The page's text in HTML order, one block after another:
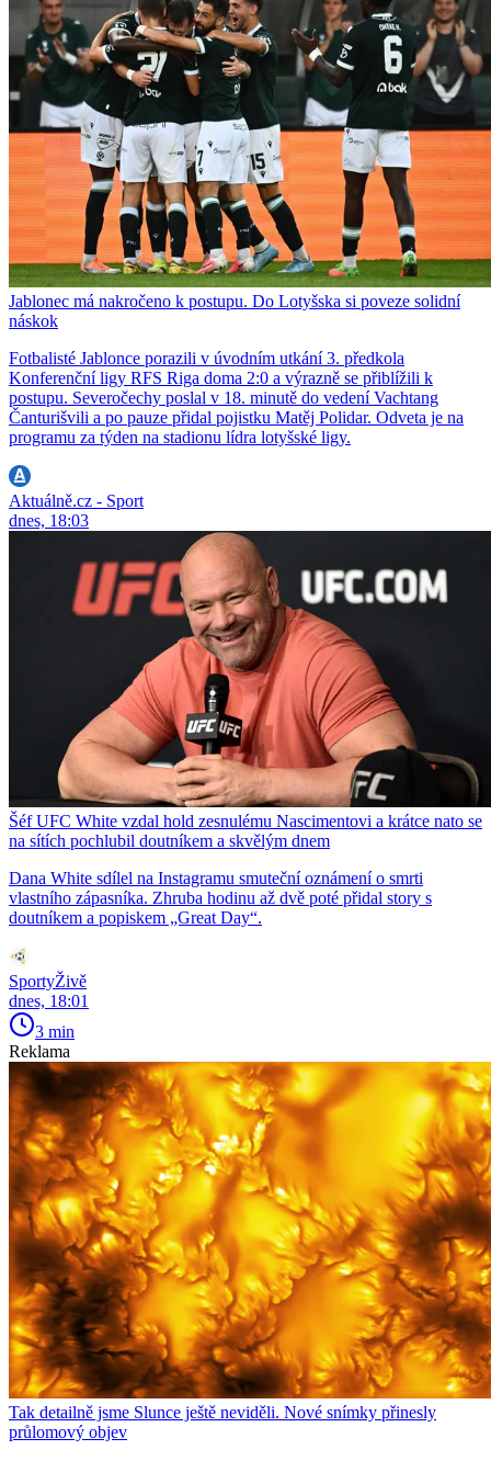
Jablonec má nakročeno k postupu. Do Lotyšska si poveze solidní
náskok
Fotbalisté Jablonce porazili v úvodním utkání 3. předkola
Konferenční ligy RFS Riga doma 2:0 a výrazně se přiblížili k
postupu. Severočechy poslal v 18. minutě do vedení Vachtang
Čanturišvili a po pauze přidal pojistku Matěj Polidar. Odveta je na
programu za týden na stadionu lídra lotyšské ligy.
Aktuálně.cz - Sport
dnes, 18:03
Šéf UFC White vzdal hold zesnulému Nascimentovi a krátce nato se
na sítích pochlubil doutníkem a skvělým dnem
Dana White sdílel na Instagramu smuteční oznámení o smrti
vlastního zápasníka. Zhruba hodinu až dvě poté přidal story s
doutníkem a popiskem „Great Day“.
SportyŽivě
dnes, 18:01
3 min
Reklama
Tak detailně jsme Slunce ještě neviděli. Nové snímky přinesly
průlomový objev